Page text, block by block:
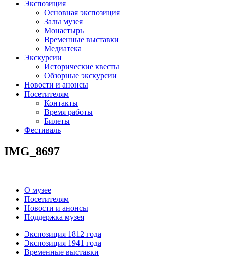
Экспозиция
Основная экспозиция
Залы музея
Монастырь
Временные выставки
Медиатека
Экскурсии
Исторические квесты
Обзорные экскурсии
Новости и анонсы
Посетителям
Контакты
Время работы
Билеты
Фестиваль
IMG_8697
О музее
Посетителям
Новости и анонсы
Поддержка музея
Экспозиция 1812 года
Экспозиция 1941 года
Временные выставки